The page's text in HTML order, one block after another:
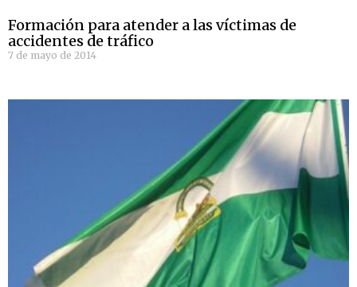
Formación para atender a las víctimas de
accidentes de tráfico
7 de mayo de 2014